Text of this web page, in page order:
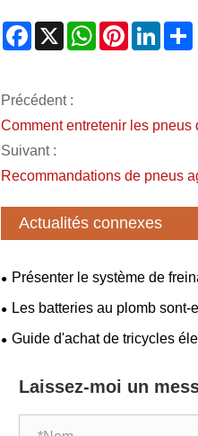
Facebook
X WhatsAppPinterest
Précédent :
Comment entretenir les pneus
Suivant :
Recommandations de pneus
Actualités connexes
Présenter le système de
Les batteries au plomb
que les batteries au lithium ?
Guide d'achat de tricycles
Laissez-moi un